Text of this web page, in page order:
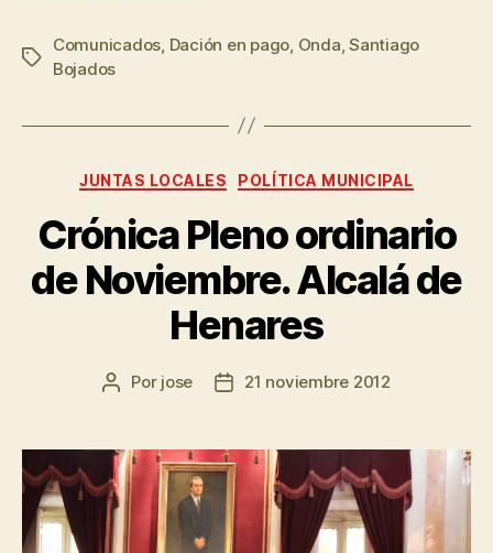
Comunicados Dación en pago Onda ,Santiago
Bojados
JUNTAS LOCALES POLÍTICA MUNICIPAL
Crónica Pleno ordinario
de Noviembre. Alcalá de
Henares
Por jose 21 noviembre 2012